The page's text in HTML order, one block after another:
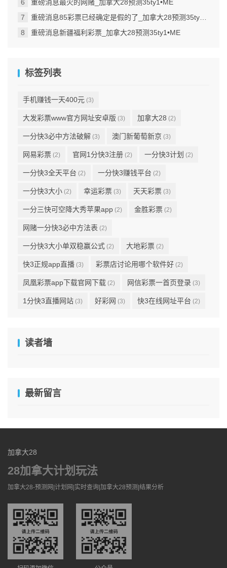
重磅消息最火的网赌_加拿大28预测35ty1 •ME
重磅消息85彩票已经确定是假的了_加拿大28预测35ty1 •ME
重磅消息新疆福利彩票_加拿大28预测35ty1 •ME
标签列表
手机赚钱一天400元 (3)
大发彩票www官方网址安卓版 (3) 加拿大28 (2)
一分快3必中方法破解 (3) 澳门新葡萄新京 (3)
网易彩票 (2) 官网1分快3注册 (2) 一分快3计划 (2)
一分快3全天平台 (2) 一分快3赚钱平台 (2)
一分快3大小 (2) 幸运彩票 (3) 天天彩票 (3)
一分三快可空降大秀苹果app (2) 金胜彩票 (2)
网赌一分快3必中方法表 (2)
一分快3大小单双稳赢公式 (2) 大地彩票 (2)
快3正规app直播 (3) 彩票店讨论用哪个软件好 (2)
凤凰彩票app下载官网下载 (2) 网信彩票一首页登录 (3)
1分快3直播网站 (3) 好彩网 (3) 快3在线网址平台 (2)
读者墙
最新留言
加拿大28
28加拿大计划玩法
加拿大28-预测网|计划网|实时查询|加拿大28预测|结果分析